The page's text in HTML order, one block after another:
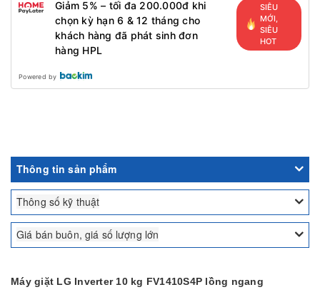
Giảm 5% – tối đa 200.000đ khi
chọn kỳ hạn 6 & 12 tháng cho
khách hàng đã phát sinh đơn
hàng HPL
SIÊU
MỚI,
SIÊU
HOT
Powered by
Thông tin sản phẩm
Thông số kỹ thuật
Giá bán buôn, giá số lượng lớn
Máy giặt LG Inverter 10 kg FV1410S4P lồng ngang